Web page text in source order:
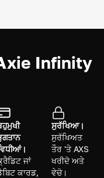
Infinity
ਜਾਂ
ਕਾਰਡ,
ਸੁਰੱਖਿਆ।
ਸੁਰੱਖਿਅਤ
ਤੌਰ 'ਤੇ AXS
ਖਰੀਦੋ ਅਤੇ
ਵੇਚੋ।